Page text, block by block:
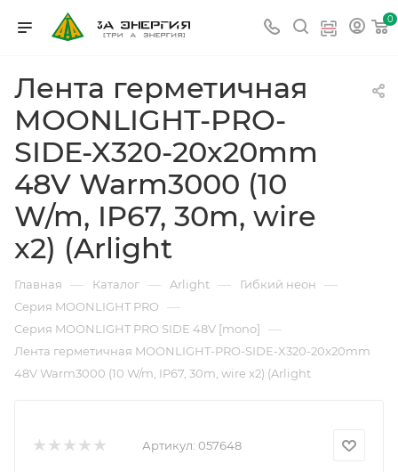
0
Лента герметичная
MOONLIGHT-PRO-
SIDE-X320-20x20mm
48V Warm3000 (10
W/m, IP67, 30m, wire
x2) (Arlight
Главная — Каталог — Arlight — Гибкий неон —
Серия MOONLIGHT PRO —
Серия MOONLIGHT PRO SIDE 48V [mono] —
Лента герметичная MOONLIGHT-PRO-SIDE-X320-20x20mm
48V Warm3000 (10 W/m, IP67, 30m, wire x2) (Arlight
Артикул: 057648